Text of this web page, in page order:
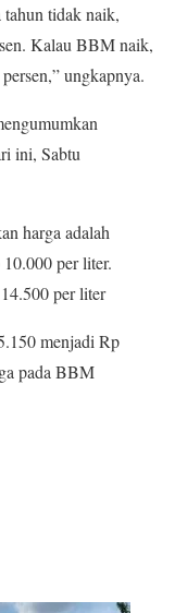
tidak naik,
Kalau BBM naik,
ungkapnya.
ini, Sabtu
harga adalah
per liter.
per liter
menjadi Rp
pada BBM